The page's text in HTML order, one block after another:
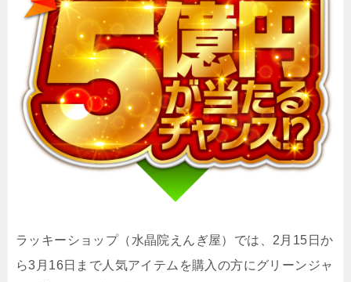
ラッキーショップ（水晶院えんぎ屋）では、2月15日か
ら3月16日まで人気アイテムを購入の方にグリーンジャ